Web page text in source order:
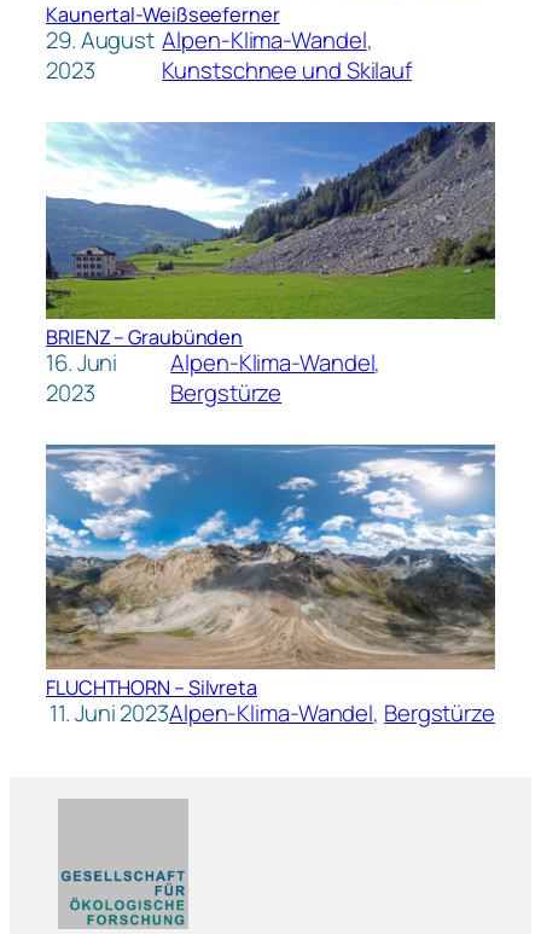
Kaunertal-Weißseeferner
29. August
2023
Alpen-Klima-Wandel
Kunstschnee und Skilauf
BRIENZ – Graubünden
16. Juni
2023
Alpen-Klima-Wandel
Bergstürze
FLUCHTHORN – Silvreta
11. Juni 2023Alpen-Klima-Wandel, Bergstürze